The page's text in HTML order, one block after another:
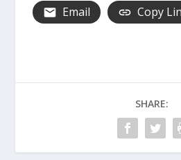
Email
Copy
SHARE: